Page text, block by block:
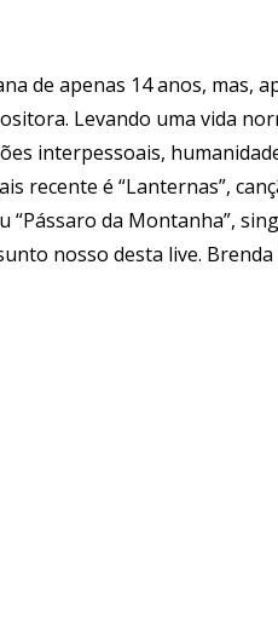
de apenas 14 anos, mas,
Levando uma vida
interpessoais,
recente é “Lanternas”,
“Pássaro da Montanha”,
nosso desta live.